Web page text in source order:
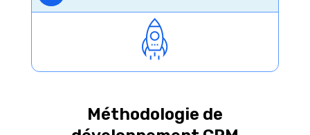
Méthodologie de